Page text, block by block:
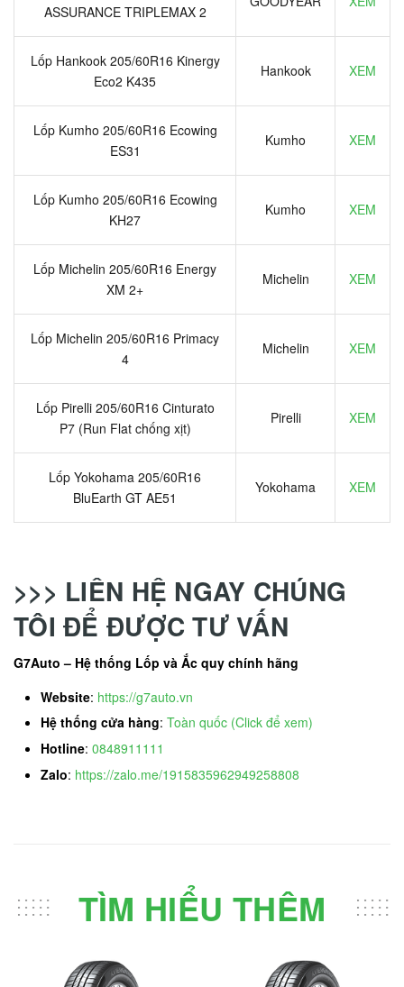
ASSURANCE TRIPLEMAX 2
Lốp Hankook 205/60R16 Kinergy
Eco2 K435
Hankook XEM
Lốp Kumho 205/60R16 Ecowing
ES31
Kumho XEM
Lốp Kumho 205/60R16 Ecowing
KH27
Kumho XEM
Lốp Michelin 205/60R16 Energy
XM 2+
Michelin XEM
Lốp Michelin 205/60R16 Primacy
4
Michelin XEM
Lốp Pirelli 205/60R16 Cinturato
P7 (Run Flat chống xịt)
Pirelli XEM
Lốp Yokohama 205/60R16
BluEarth GT AE51
Yokohama XEM
>>> LIÊN HỆ NGAY CHÚNG
TÔI ĐỂ ĐƯỢC TƯ VẤN
G7Auto – Hệ thống Lốp và Ắc quy chính hãng
Website: https://g7auto.vn
Hệ thống cửa hàng: Toàn quốc (Click để xem)
Hotline: 0848911111
Zalo: https://zalo.me/1915835962949258808
TÌM HIỂU THÊM